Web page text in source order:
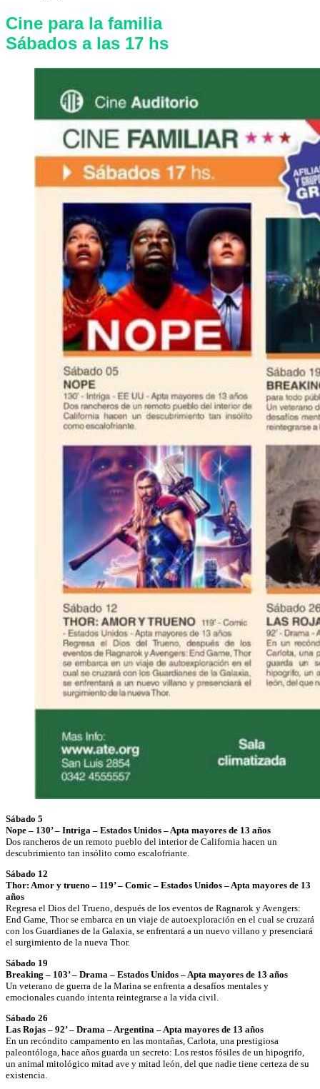
Cine para la familia
Sábados a las 17 hs
Sábado 5
Nope – 130’ – Intriga – Estados Unidos – Apta mayores de 13 años
Dos rancheros de un remoto pueblo del interior de California hacen un
descubrimiento tan insólito como escalofriante.
Sábado 12
Thor: Amor y trueno – 119’ – Comic – Estados Unidos – Apta mayores de 13
años
Regresa el Dios del Trueno, después de los eventos de Ragnarok y Avengers:
End Game, Thor se embarca en un viaje de autoexploración en el cual se cruzará
con los Guardianes de la Galaxia, se enfrentará a un nuevo villano y presenciará
el surgimiento de la nueva Thor.
Sábado 19
Breaking – 103’ – Drama – Estados Unidos – Apta mayores de 13 años
Un veterano de guerra de la Marina se enfrenta a desafíos mentales y
emocionales cuando intenta reintegrarse a la vida civil.
Sábado 26
Las Rojas – 92’ – Drama – Argentina – Apta mayores de 13 años
En un recóndito campamento en las montañas, Carlota, una prestigiosa
paleontóloga, hace años guarda un secreto: Los restos fósiles de un hipogrifo,
un animal mitológico mitad ave y mitad león, del que nadie tiene certeza de su
existencia.